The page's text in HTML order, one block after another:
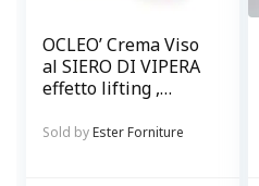
OCLEO’ Crema Viso
al SIERO DI VIPERA
effetto lifting ,
Sold byEster Forniture